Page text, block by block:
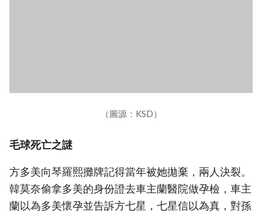
（圖源：KSD）
毛球死亡之謎
方多美向琴羅熙攤牌記得當年被她拋棄，兩人決裂。
韓莫奈偷拿多美的身份證去車主蘭醫院做孕檢，車主
蘭以為多美懷孕並告訴方七星，七星信以為真，對孫